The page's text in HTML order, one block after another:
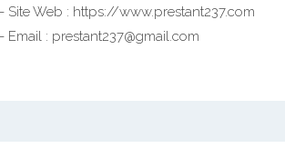
Prix Mensuel : 150.000FCFA